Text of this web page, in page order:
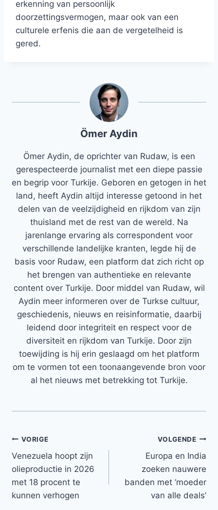
erkenning van persoonlijk
doorzettingsvermogen, maar ook van een
culturele erfenis die aan de vergetelheid is
gered.
Ömer Aydin
Ömer Aydin, de oprichter van Rudaw, is een
gerespecteerde journalist met een diepe passie
en begrip voor Turkije. Geboren en getogen in het
land, heeft Aydin altijd interesse getoond in het
delen van de veelzijdigheid en rijkdom van zijn
thuisland met de rest van de wereld. Na
jarenlange ervaring als correspondent voor
verschillende landelijke kranten, legde hij de
basis voor Rudaw, een platform dat zich richt op
het brengen van authentieke en relevante
content over Turkije. Door middel van Rudaw, wil
Aydin meer informeren over de Turkse cultuur,
geschiedenis, nieuws en reisinformatie, daarbij
leidend door integriteit en respect voor de
diversiteit en rijkdom van Turkije. Door zijn
toewijding is hij erin geslaagd om het platform
om te vormen tot een toonaangevende bron voor
al het nieuws met betrekking tot Turkije.
Bericht
navigatie
VORIGE
Venezuela hoopt zijn
olieproductie in 2026
met 18 procent te
kunnen verhogen
VOLGENDE
Europa en India
zoeken nauwere
banden met ‘moeder
van alle deals’